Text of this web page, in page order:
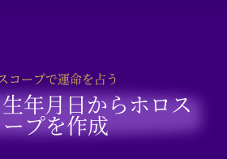
コープで運命を占う
年月日からホロス
ープを作成